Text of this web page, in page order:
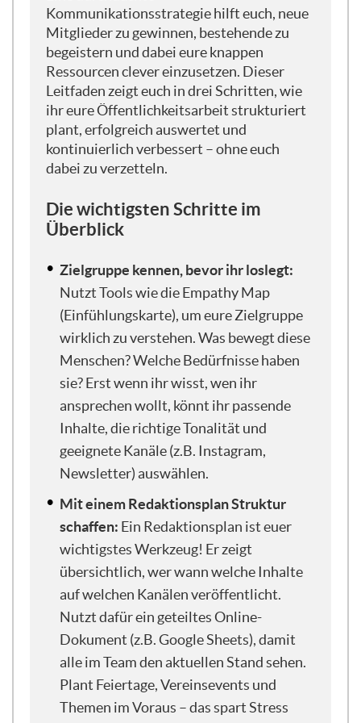
neue Mitglieder und Zielgruppen
ansprechen? Wie kann ich aber auch die
bereits aktiven Mitglieder — bitte nicht
zum Beispiel kooperieren wie
SpenderInnen, FörderInnen, aber auch
Mitglieder — wie kann ich die jetzt auch
aktiv sozusagen an der Stange halten? Im
zweiten Teil wird es um Auswerten und
Optimieren gehen. Da fragen wir uns: Wie
mehr erreichen? Welche Tools haben wir
dafür? Wie kann ich Ressourcen sparen,
tatsächlich nach außen funken und
möglichst viel davon wieder
zurückbekommen an Resonanz, an neue
Mitglieder, an Spenden, an
mitmachfreudige Menschen und so weiter
und so fort. Und zum Schluss werden wir
uns noch mal die Optimierungsstrategien
anschauen. Das heißt, mit welchen Tools,
mit welchen Werkzeugen und
Maßnahmen kann ich wirklich
überwachen, was gut klappt, was gut
gelingt, und wo kann ich wiederum noch
mal meine Kommunikationsstrategie und
Genau. Wichtig dabei, und das ist auch das
Thema, was ich euch heute noch so mit
vermitteln möchte, ist: motiviert bleiben
und Spaß dabei zu haben. Ich weiß, dass
Öffentlichkeitsarbeit sehr überfordernd
werden kann. Deswegen werde ich auch
immer wieder darauf eingehen: Wie
können wir es uns einfach machen? Wie
kommen wir nicht in die Überforderung,
und wie können wir wirklich langfristig
motiviert bleiben, immer wieder neue
Kommunikationsstrategie hilft euch, neue
Mitglieder zu gewinnen, bestehende zu
begeistern und dabei eure knappen
Ressourcen clever einzusetzen. Dieser
Leitfaden zeigt euch in drei Schritten, wie
ihr eure Öffentlichkeitsarbeit strukturiert
plant, erfolgreich auswertet und
kontinuierlich verbessert – ohne euch
dabei zu verzetteln.
Die wichtigsten Schritte im
Überblick
Zielgruppe kennen, bevor ihr loslegt:
Nutzt Tools wie die Empathy Map
(Einfühlungskarte), um eure Zielgruppe
wirklich zu verstehen. Was bewegt diese
Menschen? Welche Bedürfnisse haben
sie? Erst wenn ihr wisst, wen ihr
ansprechen wollt, könnt ihr passende
Inhalte, die richtige Tonalität und
geeignete Kanäle (z.B. Instagram,
Newsletter) auswählen.
Mit einem Redaktionsplan Struktur
schaffen: Ein Redaktionsplan ist euer
wichtigstes Werkzeug! Er zeigt
übersichtlich, wer wann welche Inhalte
auf welchen Kanälen veröffentlicht.
Nutzt dafür ein geteiltes Online-
Dokument (z.B. Google Sheets), damit
alle im Team den aktuellen Stand sehen.
Plant Feiertage, Vereinsevents und
Themen im Voraus – das spart Stress